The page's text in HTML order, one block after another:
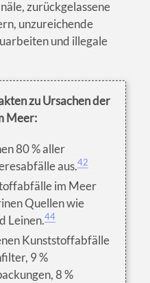
zurückgelassene
unzureichende
und illegale
zu Ursachen der
Meer:
80 % aller
aus.42
im Meer
Quellen wie
Leinen.44
Kunststoffabfälle
9 %
8 %